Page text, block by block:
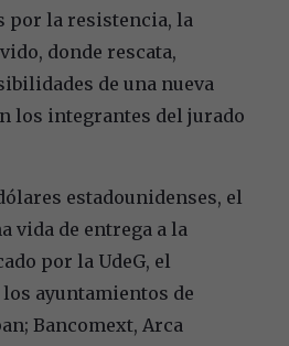
por la resistencia, la
donde rescata,
de una nueva
los integrantes del jurado
estadounidenses, el
vida de entrega a la
por la UdeG, el
ayuntamientos de
Bancomext, Arca